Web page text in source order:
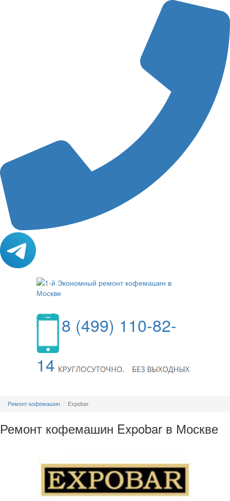
8 (499) 110-82-
14
Ремонт кофемашин Expobar
Ремонт кофемашин Expobar в Москве